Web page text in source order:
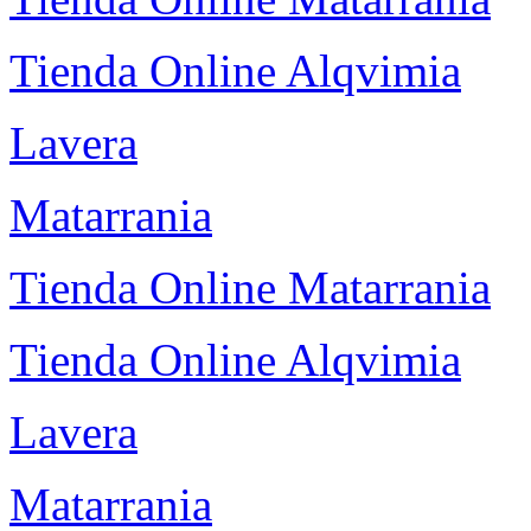
Tienda Online Alqvimia
Lavera
Matarrania
Tienda Online Matarrania
Tienda Online Alqvimia
Lavera
Matarrania